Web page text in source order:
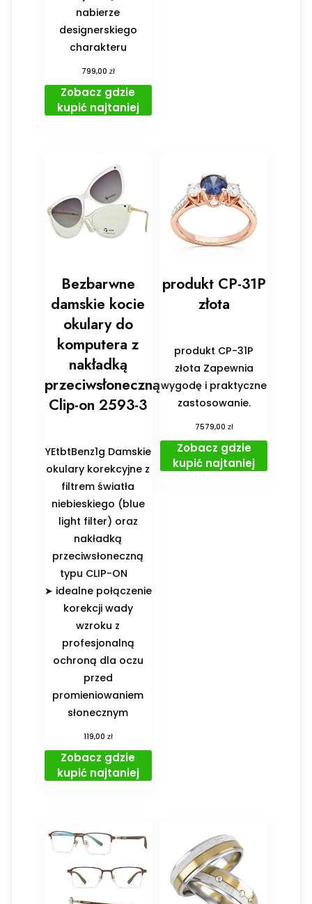
nabierze
designerskiego
charakteru
799,00 zł
Zobacz gdzie
kupić najtaniej
Bezbarwne
damskie kocie
okulary do
komputera z
nakładką
przeciwsłoneczną
Clip-on 2593-3
YEtbtBenz1g Damskie
okulary korekcyjne z
filtrem światła
niebieskiego (blue
light filter) oraz
nakładką
przeciwsłoneczną
typu CLIP-ON
➤ idealne połączenie
korekcji wady
wzroku z
profesjonalną
ochroną dla oczu
przed
promieniowaniem
słonecznym
119,00 zł
Zobacz gdzie
kupić najtaniej
produkt CP-31P
złota
produkt CP-31P
złota Zapewnia
wygodę i praktyczne
zastosowanie.
7579,00 zł
Zobacz gdzie
kupić najtaniej